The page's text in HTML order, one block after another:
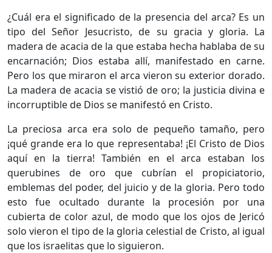
¿Cuál era el significado de la presencia del arca? Es un
tipo del Señor Jesucristo, de su gracia y gloria. La
madera de acacia de la que estaba hecha hablaba de su
encarnación; Dios estaba allí, manifestado en carne.
Pero los que miraron el arca vieron su exterior dorado.
La madera de acacia se vistió de oro; la justicia divina e
incorruptible de Dios se manifestó en Cristo.
La preciosa arca era solo de pequeño tamaño, pero
¡qué grande era lo que representaba! ¡El Cristo de Dios
aquí en la tierra! También en el arca estaban los
querubines de oro que cubrían el propiciatorio,
emblemas del poder, del juicio y de la gloria. Pero todo
esto fue ocultado durante la procesión por una
cubierta de color azul, de modo que los ojos de Jericó
solo vieron el tipo de la gloria celestial de Cristo, al igual
que los israelitas que lo siguieron.